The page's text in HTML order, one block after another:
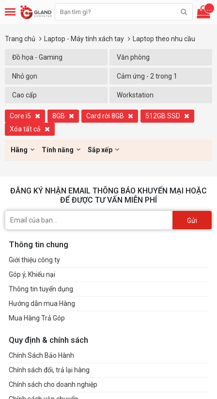
...
Trang chủ Laptop - Máy tính xách tay Laptop theo nhu cầu
Đồ họa - Gaming Văn phòng
Nhỏ gọn Cảm ứng - 2 trong 1
Cao cấp Workstation
Core i5 8GB Card rời 8GB
512GB SSD
Xóa tất cả
Hãng Tính năng Sắp xếp
ĐĂNG KÝ NHẬN EMAIL THÔNG BÁO KHUYẾN MẠI HOẶC
ĐỂ ĐƯỢC TƯ VẤN MIỄN PHÍ
Gửi
Thông tin chung
Giới thiệu công ty
Góp ý, Khiếu nại
Thông tin tuyển dụng
Hướng dẫn mua Hàng
Mua Hàng Trả Góp
Quy định & chính sách
Chính Sách Bảo Hành
Chính sách đổi, trả lại hàng
Chính sách cho doanh nghiệp